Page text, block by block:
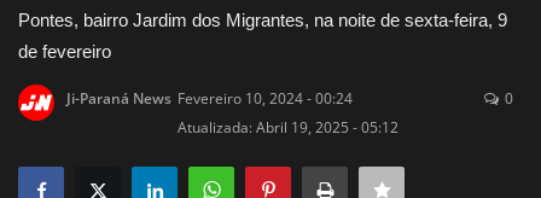
Notícias do Mundo
Polícia
Pontes, bairro Jardim dos Migrantes, na noite de sexta-feira, 9
de fevereiro
Ji-Paraná News Fevereiro 10, 2024 - 00:24
Atualizada: Abril 19, 2025 - 05:12
0